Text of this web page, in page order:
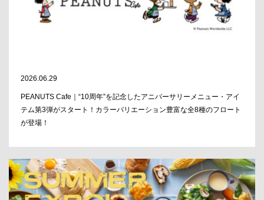
2026.06.29
PEANUTS Cafe｜“10周年”を記念したアニバーサリーメニュー・アイ
テム第3弾がスタート！カラーバリエーション豊富な全8種のフロート
が登場！